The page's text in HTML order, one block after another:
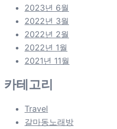
2023년 6월
2022년 3월
2022년 2월
2022년 1월
2021년 11월
카테고리
Travel
갈마동노래방